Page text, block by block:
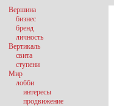
Вершина
бизнес
бренд
личность
Вертикаль
свита
ступени
Мир
лобби
интересы
продвижение